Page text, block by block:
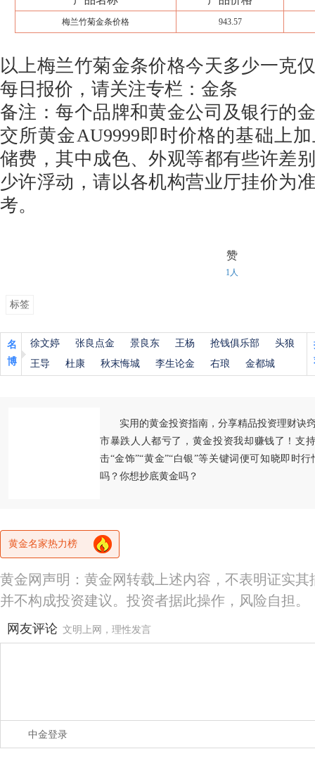
梅兰竹菊金条价格 943.57
以上梅兰竹菊金条价格今天多少一克
每日报价，请关注专栏：金条
备注：每个品牌和黄金公司及银行的
交所黄金AU9999即时价格的基础上
储费，其中成色、外观等都有些许差
少许浮动，请以各机构营业厅挂价为
考。
赞
1人
标签
名
博
徐文婷 张良点金 景良东 王杨 抢钱俱乐部
头狼
王导
杜康 秋末悔城 李生论金 右琅 金都城
实用的黄金投资指南，分享精品投资理财诀
市暴跌人人都亏了，黄金投资我却赚钱了！支
击“金饰”“黄金”“白银”等关键词便可知晓即时
吗？你想抄底黄金吗？
黄金名家热力榜
黄金网声明：黄金网转载上述内容，不表明证实
并不构成投资建议。投资者据此操作，风险自担。
网友评论 文明上网，理性发言
中金登录